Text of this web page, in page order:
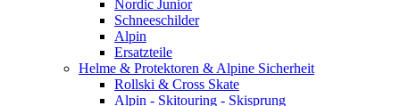
Nordic Junior
Schneeschilder
Alpin
Ersatzteile
Helme & Protektoren & Alpine Sicherheit
Rollski & Cross Skate
Alpin - Skitouring - Skisprung